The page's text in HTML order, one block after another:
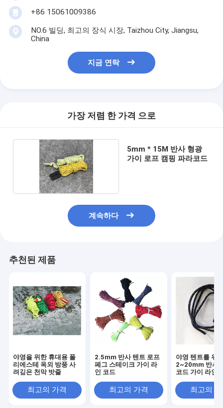
+86 15061009386
NO.6 빌딩, 최고의 장식 시장, Taizhou City, Jiangsu,
China
지금 연락
가장 저렴 한 가격 으로
5mm * 15M 반사 형광
가이 로프 캠핑 파라코드
계속하다
추천된 제품
야영을 위한 휴대용 폴
리에스테 옥외 방풍 사
려깊은 천막 밧줄
최고의 가격
2.5mm 반사 텐트 로프
페그 스테이크 가이 라
인 코드
최고의 가격
야영 텐트를 위
2~20mm 반사
코드 가이 라인
최고의